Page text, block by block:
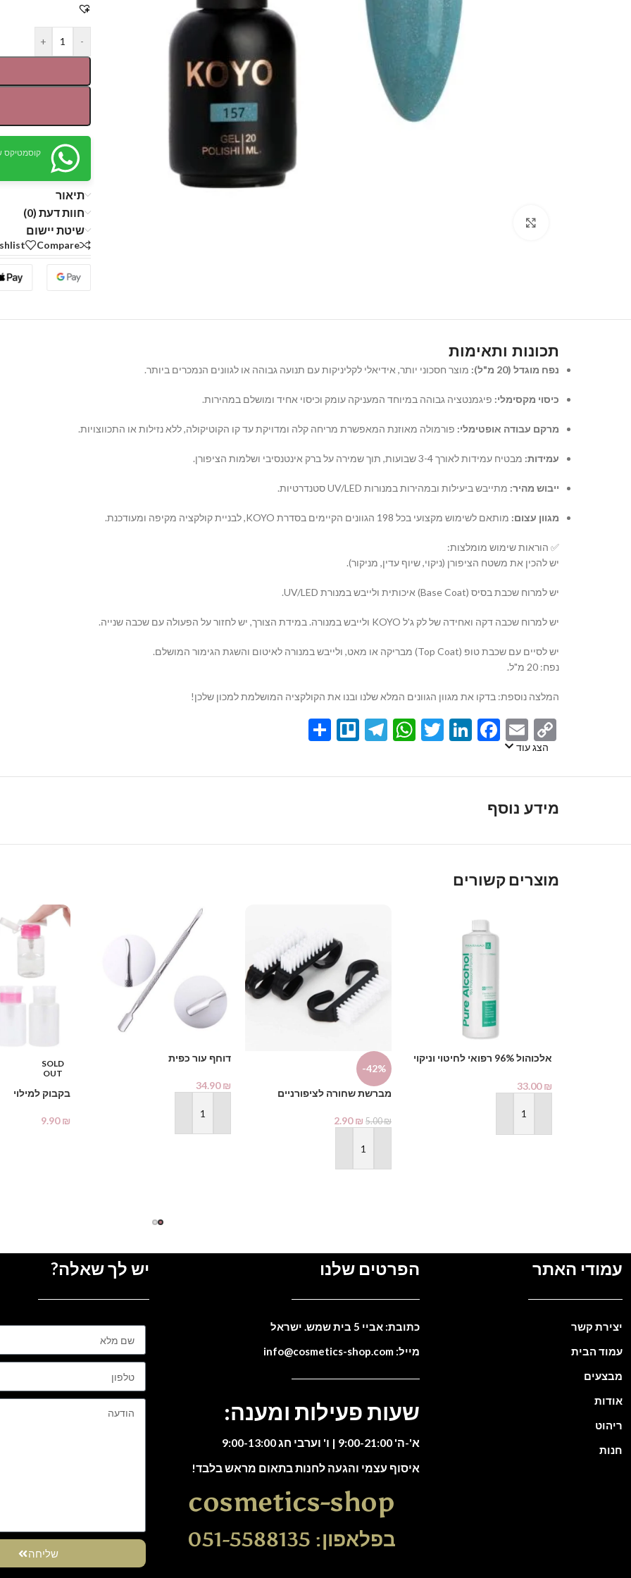
-
+
קוסמטיקס
תיאור
חוות דעת (0)
שיטת יישום
Compare
תכונות ותאימות
נפח מוגדל (20 מ"ל): מוצר חסכוני יותר, אידיאלי לקליניקות עם תנועה גבוהה או לגוונים הנמכרים ביותר.
כיסוי מקסימלי: פיגמנטציה גבוהה במיוחד המעניקה עומק וכיסוי אחיד ומושלם במהירות.
מרקם עבודה אופטימלי: פורמולה מאוזנת המאפשרת מריחה קלה ומדויקת עד קו הקוטיקולה, ללא נזילות או התכווצויות.
עמידות: מבטיח עמידות לאורך 3-4 שבועות, תוך שמירה על ברק אינטנסיבי ושלמות הציפורן.
ייבוש מהיר: מתייבש ביעילות ובמהירות במנורות UV/LED סטנדרטיות.
מגוון עצום: מותאם לשימוש מקצועי בכל 198 הגוונים הקיימים בסדרת KOYO, לבניית קולקציה מקיפה ומעודכנת.
✅ הוראות שימוש מומלצות:
יש להכין את משטח הציפורן (ניקוי, שיוף עדין, מניקור).
יש למרוח שכבת בסיס (Base Coat) איכותית ולייבש במנורת UV/LED.
יש למרוח שכבה דקה ואחידה של לק ג'ל KOYO ולייבש במנורה. במידת הצורך, יש לחזור על הפעולה עם שכבה שנייה.
יש לסיים עם שכבת טופ (Top Coat) מבריקה או מאט, ולייבש במנורה לאיטום והשגת הגימור המושלם.
נפח: 20 מ"ל.
המלצה נוספת: בדקו את מגוון הגוונים המלא שלנו ובנו את הקולקציה המושלמת למכון שלכן!
Copy
Link
Email
Facebook
LinkedIn
Twitter
WhatsApp
Telegram
Trello
Share
הצג עוד
מידע נוסף
מוצרים קשורים
אלכוהול 96% רפואי לחיטוי וניקוי
Alcohol
33.00₪
הוספה לסל
-42%
מברשת שחורה לציפורניים
5.00₪
2.90₪
הוספה לסל
דוחף עור כפית
34.90₪
הוספה לסל
SOLD
OUT
בקבוק למילוי
9.90₪
עמודי האתר
יצירת קשר
עמוד הבית
מבצעים
אודות
ריהוט
חנות
הפרטים שלנו
כתובת: אביי 5 בית שמש. ישראל
מייל: info@cosmetics-shop.com
שעות פעילות ומענה:
א'-ה' 9:00-21:00 | ו' וערבי חג 9:00-13:00
איסוף עצמי והגעה לחנות בתאום מראש בלבד!
cosmetics-shop
בפלאפון: 051-5588135
יש לך שאלה?
שליחה